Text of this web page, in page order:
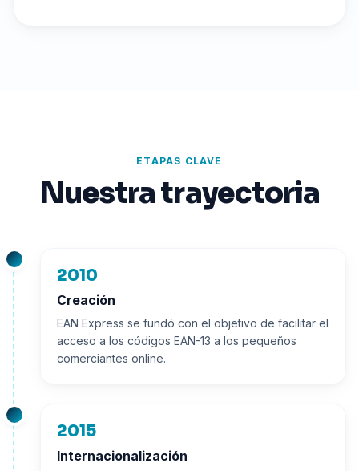
ETAPAS CLAVE
Nuestra trayectoria
2010
Creación
EAN Express se fundó con el objetivo de facilitar el
acceso a los códigos EAN-13 a los pequeños
comerciantes online.
2015
Internacionalización